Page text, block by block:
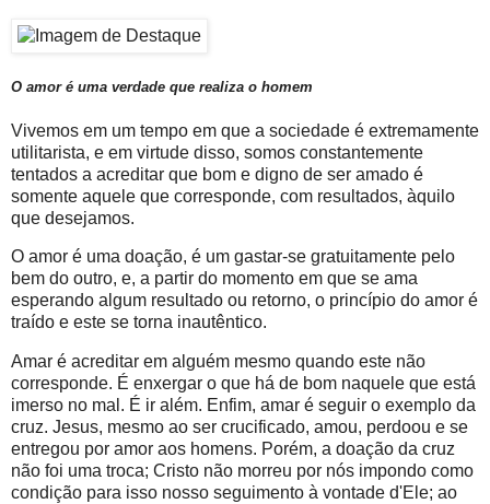
O amor é uma verdade que realiza o homem
Vivemos em um tempo em que a sociedade é extremamente
utilitarista, e em virtude disso, somos constantemente
tentados a acreditar que bom e digno de ser amado é
somente aquele que corresponde, com resultados, àquilo
que desejamos.
O amor é uma doação, é um gastar-se gratuitamente pelo
bem do outro, e, a partir do momento em que se ama
esperando algum resultado ou retorno, o princípio do amor é
traído e este se torna inautêntico.
Amar é acreditar em alguém mesmo quando este não
corresponde. É enxergar o que há de bom naquele que está
imerso no mal. É ir além. Enfim, amar é seguir o exemplo da
cruz. Jesus, mesmo ao ser crucificado, amou, perdoou e se
entregou por amor aos homens. Porém, a doação da cruz
não foi uma troca; Cristo não morreu por nós impondo como
condição para isso nosso seguimento à vontade d'Ele; ao